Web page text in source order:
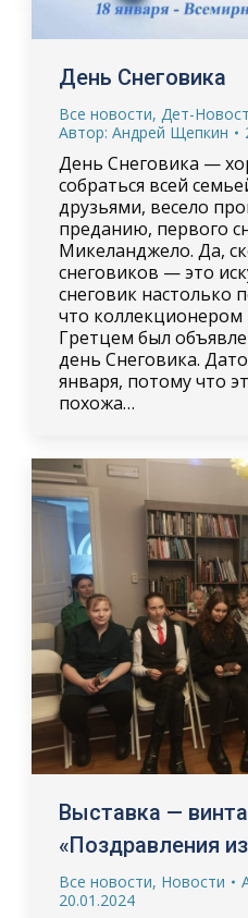
День Снеговика
Все новости, Дет-
Автор: Андрей Щепкин
День Снеговика —
собраться всей
друзьями, весело
преданию, первого
Микеланджело. Да,
снеговиков — это
снеговик настолько
что коллекционером
Гретцем был
день Снеговика.
января, потому что
похожа…
Выставка —
«Поздравления
Все новости, Новости
20.01.2024